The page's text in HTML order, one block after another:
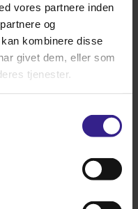
vores partnere inden
og
kombinere disse
givet dem, eller som
tjenester.
med at du sikrer din hest en
det eneste foder ved siden af